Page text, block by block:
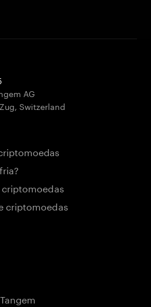
AG
, Switzerland
criptomoedas